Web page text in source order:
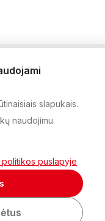
Philips Baltex
slapukais.
naudojimu.
politikos puslapyje